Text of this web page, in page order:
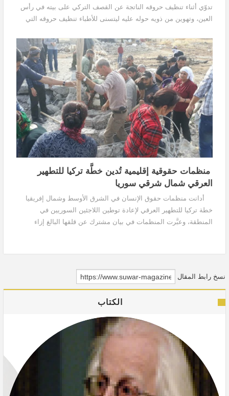
تدوّي أثناء تنظيف حروقه الناتجة عن القصف التركي على بيته في رأس
العين، وتهوين من ذويه حوله عليه ليتسنى للأطباء تنظيف حروقه التي
منظمات حقوقية إقليمية تُدين خطَّة تركيا للتطهير
العرقي شمال شرقي سوريا
أدانت منظمات حقوق الإنسان في الشرق الأوسط وشمال إفريقيا
خطة تركيا للتطهير العرقي لإعادة توطين اللاجئين السوريين في
المنطقة، وعبَّرت المنظمات في بيان مشترك عن قلقها البالغ إزاء
نسخ رابط المقال
الكتاب